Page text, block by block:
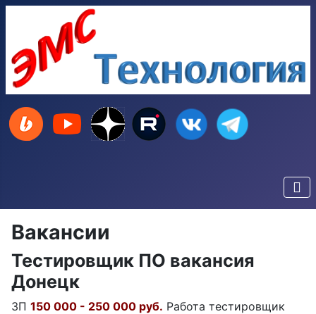
Вакансии
Тестировщик ПО вакансия
Донецк
ЗП 150 000 - 250 000 руб. Работа тестировщик